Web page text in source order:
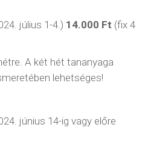
július 1-4.) 14.000 Ft (fix 4
A két hét tananyaga
lehetséges!
június 14-ig vagy előre
LEGÚJABB BEJEGYZÉSEK
Geri&Magdi